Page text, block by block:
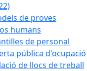
de proves
humans
de personal
pública d'ocupació
de llocs de treball